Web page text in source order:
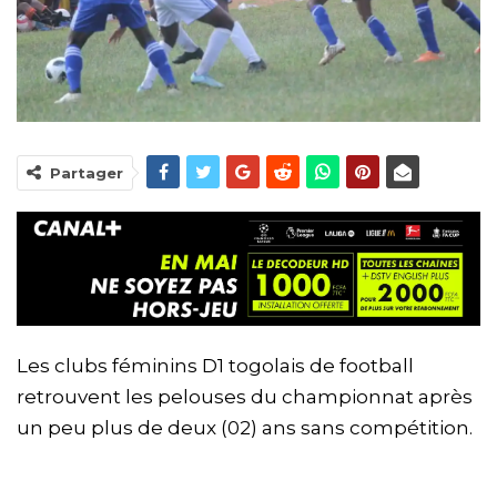
Partager
Les clubs féminins D1 togolais de football
retrouvent les pelouses du championnat après
un peu plus de deux (02) ans sans compétition.